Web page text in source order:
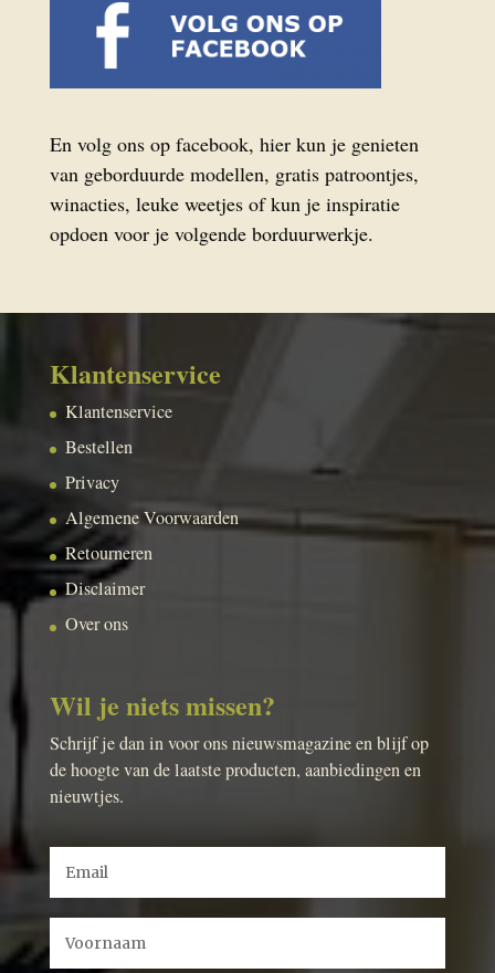
En volg ons op facebook, hier kun je genieten
van geborduurde modellen, gratis patroontjes,
winacties, leuke weetjes of kun je inspiratie
opdoen voor je volgende borduurwerkje.
Klantenservice
Klantenservice
Bestellen
Privacy
Algemene Voorwaarden
Retourneren
Disclaimer
Over ons
Wil je niets missen?
Schrijf je dan in voor ons nieuwsmagazine en blijf op
de hoogte van de laatste producten, aanbiedingen en
nieuwtjes.